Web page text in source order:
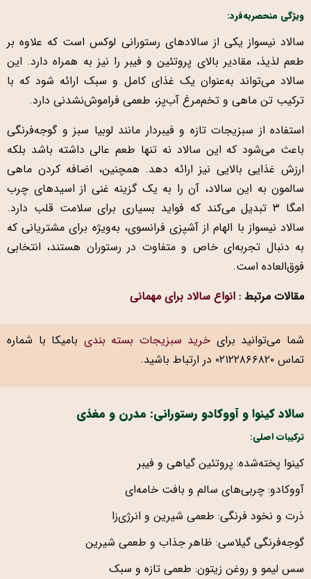
ویژگی منحصربه‌فرد:
سالاد نیسواز یکی از سالادهای رستورانی لوکس است که علاوه بر
طعم لذیذ، مقادیر بالای پروتئین و فیبر را نیز به همراه دارد. این
سالاد می‌تواند به‌عنوان یک غذای کامل و سبک ارائه شود که با
ترکیب تن ماهی و تخم‌مرغ آب‌پز، طعمی فراموش‌نشدنی دارد.
استفاده از سبزیجات تازه و فیبردار مانند لوبیا سبز و گوجه‌فرنگی
باعث می‌شود که این سالاد نه تنها طعم عالی داشته باشد بلکه
ارزش غذایی بالایی نیز ارائه دهد. همچنین، اضافه کردن ماهی
سالمون به این سالاد، آن را به یک گزینه غنی از اسیدهای چرب
امگا ۳ تبدیل می‌کند که فواید بسیاری برای سلامت قلب دارد.
سالاد نیسواز با الهام از آشپزی فرانسوی، به‌ویژه برای مشتریانی که
به دنبال تجربه‌ای خاص و متفاوت در رستوران هستند، انتخابی
فوق‌العاده است.
مقالات مرتبط : انواع سالاد برای مهمانی
شما می‌توانید برای خرید سبزیجات بسته بندی بامیکا با شماره
تماس ۰۲۱۲۲۸۶۶۸۲۰ در ارتباط باشید.
سالاد کینوا و آووکادو رستورانی: مدرن و مغذی
ترکیبات اصلی:
کینوا پخته‌شده: پروتئین گیاهی و فیبر
آووکادو: چربی‌های سالم و بافت خامه‌ای
ذرت و نخود فرنگی: طعمی شیرین و انرژی‌زا
گوجه‌فرنگی گیلاسی: ظاهر جذاب و طعمی شیرین
سس لیمو و روغن زیتون: طعمی تازه و سبک